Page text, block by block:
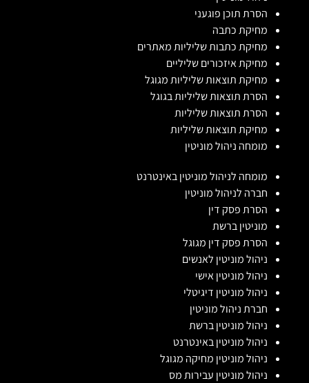
הסרת תוכן פוגעני
מחיקת כתבה
מחיקת כתבות שליליות מאתרים
מחיקת איזכורים שליליים
מחיקת תוצאות שליליות מגוגל
הסרת תוצאות שליליות בגוגל
הסרת תוצאות שליליות
מחיקת תוצאות שליליות
מומחה ניהול מוניטין
מומחה לניהול מוניטין באינטרנט
חברה לניהול מוניטין
הסרת פסק דין
מוניטין ברשת
הסרת פסק דין מגוגל
ניהול מוניטין לאנשים
ניהול מוניטין אישי
ניהול מוניטין דיגיטלי
חברת ניהול מוניטין
ניהול מוניטין ברשת
ניהול מוניטין באינטרנט
ניהול מוניטין מחיקה מגוגל
ניהול מוניטין עבירות מס